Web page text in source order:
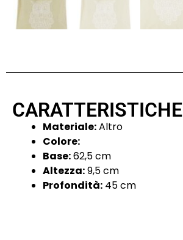
CARATTERISTICHE
Materiale:Altro
Colore:
Base:62,5 cm
Altezza:9,5 cm
Profondità: 45 cm